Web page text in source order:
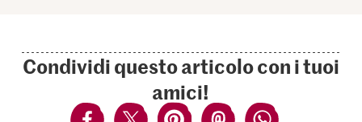
Condividi questo articolo con i tuoi
amici!